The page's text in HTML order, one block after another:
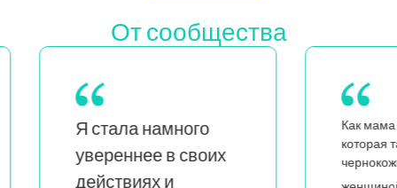
От сообщества
Как мама близнецов,
чернокожей и квир-